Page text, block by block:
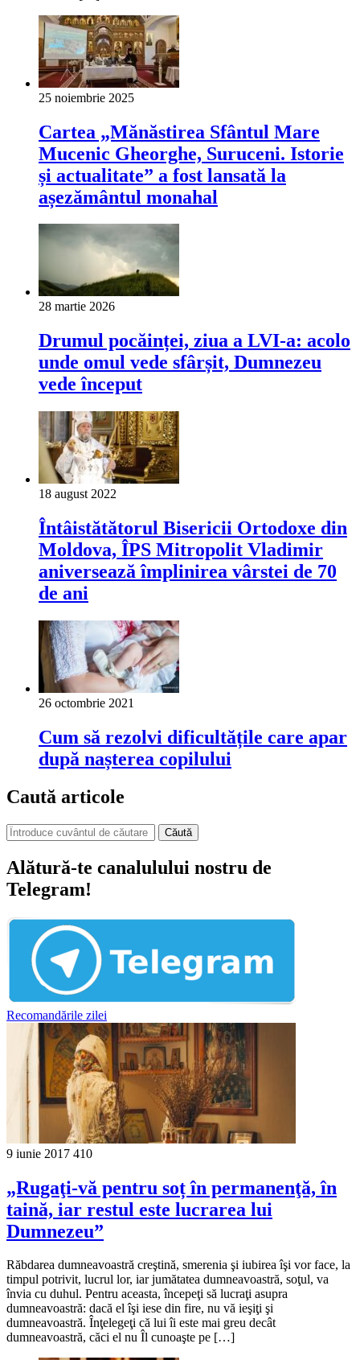
25 noiembrie 2025
Cartea „Mănăstirea Sfântul Mare
Mucenic Gheorghe, Suruceni. Istorie
și actualitate” a fost lansată la
așezământul monahal
28 martie 2026
Drumul pocăinței, ziua a LVI-a: acolo
unde omul vede sfârșit, Dumnezeu
vede început
18 august 2022
Întâistătătorul Bisericii Ortodoxe din
Moldova, ÎPS Mitropolit Vladimir
aniversează împlinirea vârstei de 70
de ani
26 octombrie 2021
Cum să rezolvi dificultățile care apar
după nașterea copilului
Caută articole
Căută
Alătură-te canalulului nostru de
Telegram!
Recomandările zilei
9 iunie 2017 410
„Rugaţi-vă pentru soț în permanenţă, în
taină, iar restul este lucrarea lui
Dumnezeu”
Răbdarea dumneavoastră creştină, smerenia şi iubirea îşi vor face, la
timpul potrivit, lucrul lor, iar jumătatea dumneavoastră, soţul, va
învia cu duhul. Pentru aceasta, începeţi să lucraţi asupra
dumneavoastră: dacă el îşi iese din fire, nu vă ieşiţi şi
dumneavoastră. Înţelegeţi că lui îi este mai greu decât
dumneavoastră, căci el nu Îl cunoaşte pe […]